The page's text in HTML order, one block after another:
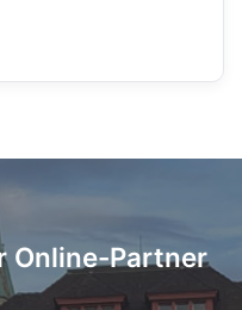
Online-Partner